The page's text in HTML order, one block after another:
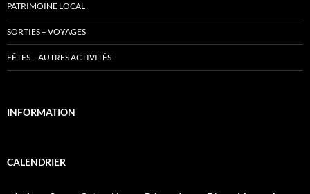
PATRIMOINE LOCAL
SORTIES – VOYAGES
FÊTES – AUTRES ACTIVITÉS
INFORMATION
CALENDRIER